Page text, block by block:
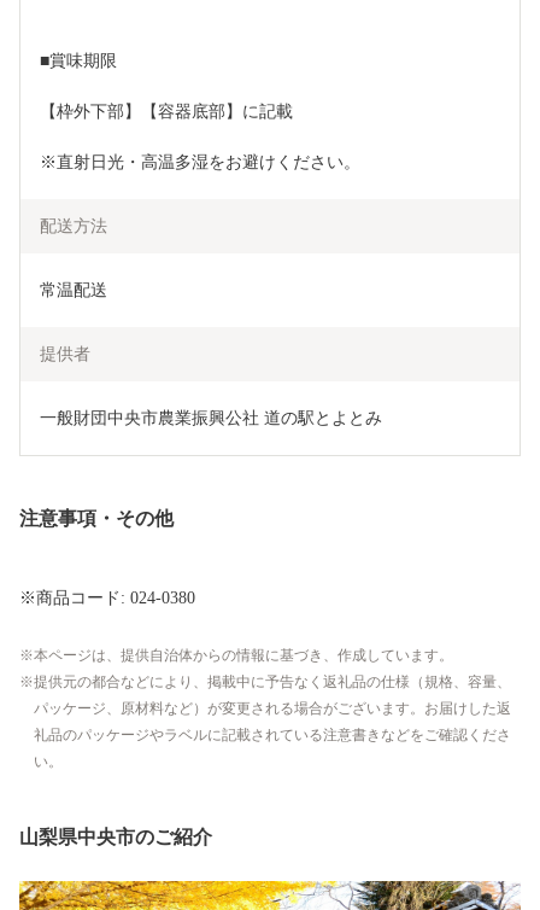
■賞味期限
【枠外下部】【容器底部】に記載
※直射日光・高温多湿をお避けください。
配送方法
常温配送
提供者
一般財団中央市農業振興公社 道の駅とよとみ
注意事項・その他
※商品コード: 024-0380
本ページは、提供自治体からの情報に基づき、作成しています。
提供元の都合などにより、掲載中に予告なく返礼品の仕様（規格、容量、
パッケージ、原材料など）が変更される場合がございます。お届けした返
礼品のパッケージやラベルに記載されている注意書きなどをご確認くださ
い。
山梨県中央市のご紹介